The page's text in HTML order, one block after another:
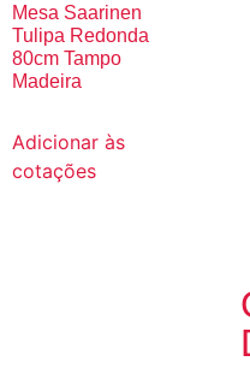
Mesa Saarinen
Tulipa Redonda
80cm Tampo
Madeira
Adicionar às
cotações